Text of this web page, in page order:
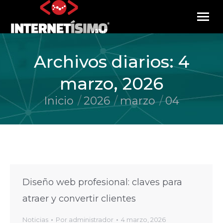
Archivos diarios:4
marzo, 2026
Estás aquí:
Inicio 2026 marzo 04
Diseño web profesional: claves para
atraer y convertir clientes
Noticias Por administrador 4 marzo, 2026